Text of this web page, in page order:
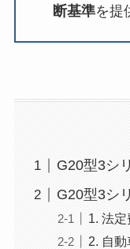
断基準を提
G20型3シ
G20型3シ
1. 法定
2. 自